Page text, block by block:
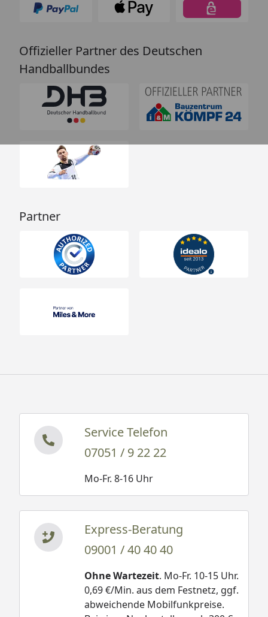
Offizieller Partner des Deutschen
Handballbundes
Partner
Service Telefon
07051 / 9 22 22
Mo-Fr. 8-16 Uhr
Express-Beratung
09001 / 40 40 40
Ohne Wartezeit. Mo-Fr. 10-15 Uhr.
0,69 €/Min. aus dem Festnetz, ggf.
abweichende Mobilfunkpreise.